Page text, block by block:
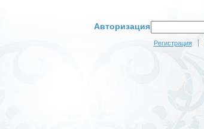
Авторизация
Регистрация